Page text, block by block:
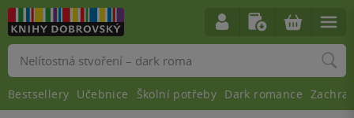
Vyhledávání
Bestsellery Učebnice Školní potřeby Dark romance